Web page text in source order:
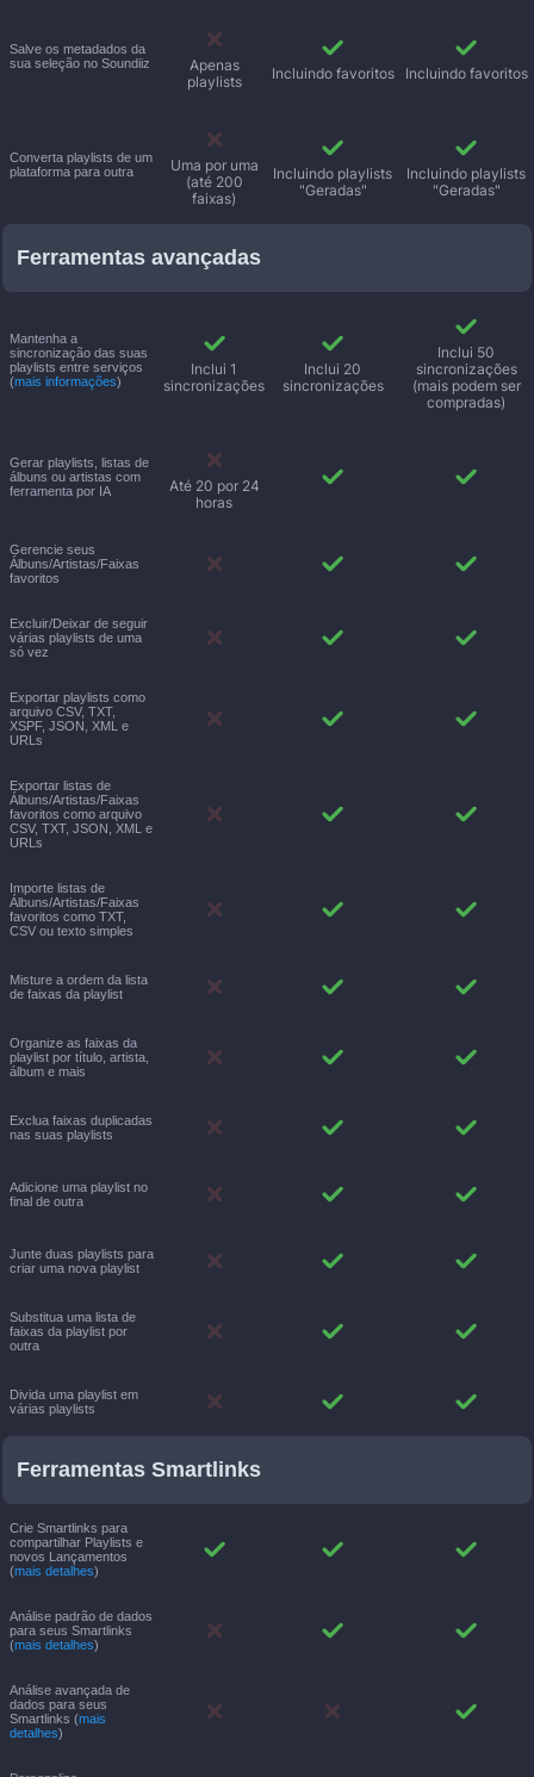
Salve os metadados da
sua seleção no Soundiiz
Apenas
playlists
Incluindo favoritos Incluindo favoritos
Converta playlists de um
plataforma para outra
Uma por uma
(até 200
faixas)
Incluindo playlists
"Geradas"
Incluindo playlists
"Geradas"
Ferramentas avançadas
Mantenha a
sincronização das suas
playlists entre serviços
(mais informações)
Inclui 1
sincronizações
Inclui 20
sincronizações
Inclui 50
sincronizações
(mais podem ser
compradas)
Gerar playlists, listas de
álbuns ou artistas com
ferramenta por IA
Até 20 por 24
horas
Gerencie seus
Álbuns/Artistas/Faixas
favoritos
Excluir/Deixar de seguir
várias playlists de uma
só vez
Exportar playlists como
arquivo CSV, TXT,
XSPF, JSON, XML e
URLs
Exportar listas de
Álbuns/Artistas/Faixas
favoritos como arquivo
CSV, TXT, JSON, XML e
URLs
Importe listas de
Álbuns/Artistas/Faixas
favoritos como TXT,
CSV ou texto simples
Misture a ordem da lista
de faixas da playlist
Organize as faixas da
playlist por título, artista,
álbum e mais
Exclua faixas duplicadas
nas suas playlists
Adicione uma playlist no
final de outra
Junte duas playlists para
criar uma nova playlist
Substitua uma lista de
faixas da playlist por
outra
Divida uma playlist em
várias playlists
Ferramentas Smartlinks
Crie Smartlinks para
compartilhar Playlists e
novos Lançamentos
(mais detalhes)
Análise padrão de dados
para seus Smartlinks
(mais detalhes)
Análise avançada de
dados para seus
Smartlinks (mais
detalhes)